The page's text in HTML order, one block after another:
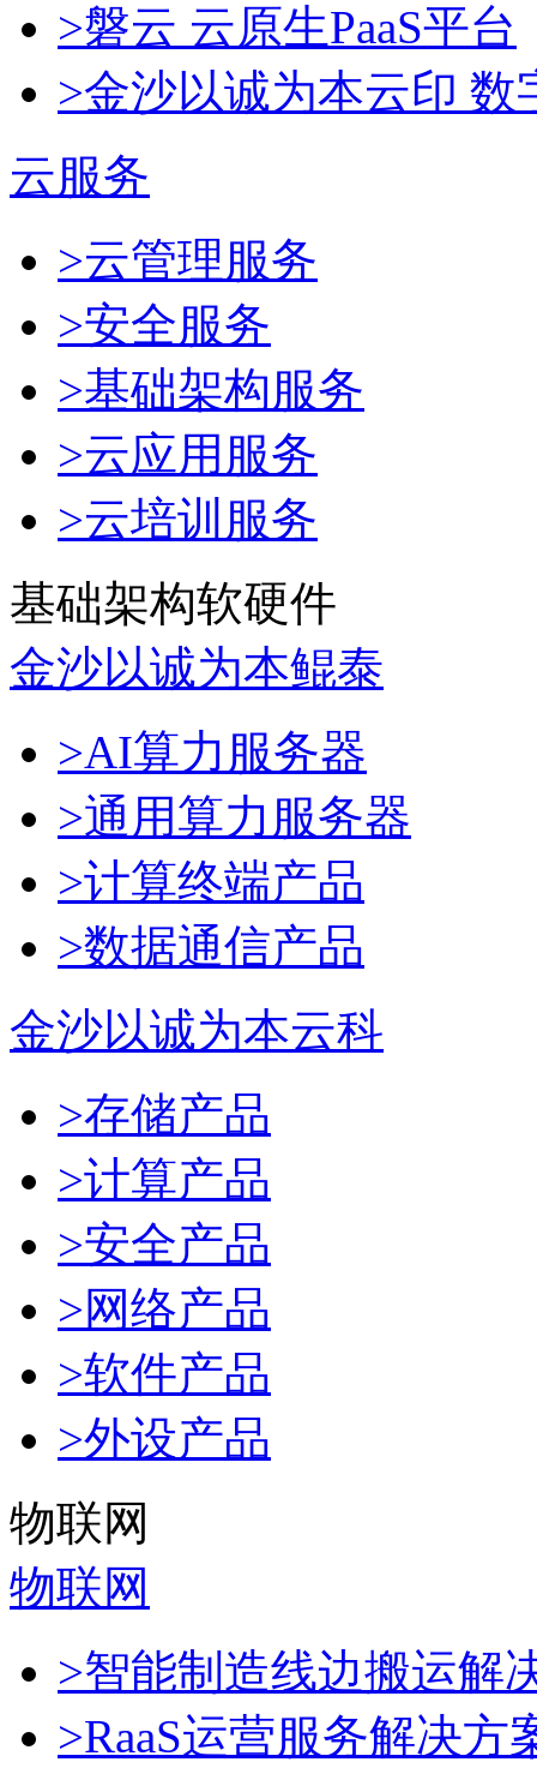
>磐云 云原生PaaS平台
>金沙以诚为本云印 数
云服务
>云管理服务
>安全服务
>基础架构服务
>云应用服务
>云培训服务
基础架构软硬件
金沙以诚为本鲲泰
>AI算力服务器
>通用算力服务器
>计算终端产品
>数据通信产品
金沙以诚为本云科
>存储产品
>计算产品
>安全产品
>网络产品
>软件产品
>外设产品
物联网
物联网
>智能制造线边搬运解
>RaaS运营服务解决方